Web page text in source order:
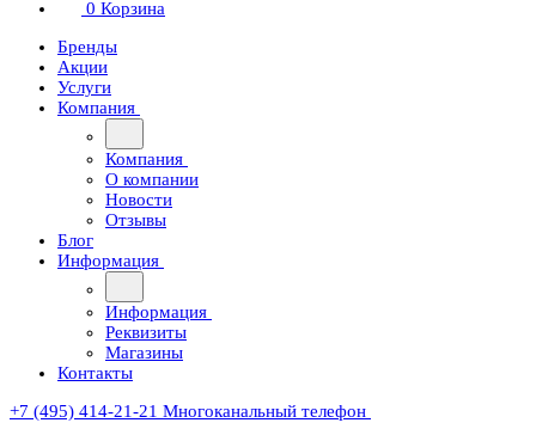
0 Корзина
Бренды
Акции
Услуги
Компания
Компания
О компании
Новости
Отзывы
Блог
Информация
Информация
Реквизиты
Магазины
Контакты
+7 (495) 414-21-21 Многоканальный телефон